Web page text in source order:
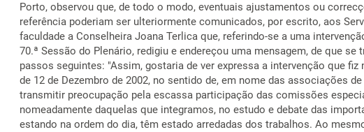
Porto, observou que, de todo o modo, eventuais ajustamentos ou
referência poderiam ser ulteriormente comunicados, por escrito, aos
faculdade a Conselheira Joana Terlica que, referindo-se a uma
70.ª Sessão do Plenário, redigiu e endereçou uma mensagem, de que se
passos seguintes: "Assim, gostaria de ver expressa a intervenção que fiz
de 12 de Dezembro de 2002, no sentido de, em nome das associações
transmitir preocupação pela escassa participação das comissões
nomeadamente daquelas que integramos, no estudo e debate das
estando na ordem do dia, têm estado arredadas dos trabalhos. Ao